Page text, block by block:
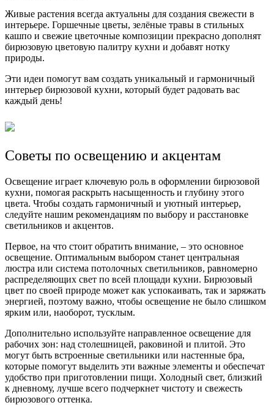
Живые растения всегда актуальны для создания свежести в
интерьере. Горшечные цветы, зелёные травы в стильных
кашпо и свежие цветочные композиции прекрасно дополнят
бирюзовую цветовую палитру кухни и добавят нотку
природы.
Эти идеи помогут вам создать уникальный и гармоничный
интерьер бирюзовой кухни, который будет радовать вас
каждый день!
Советы по освещению и акцентам
Освещение играет ключевую роль в оформлении бирюзовой
кухни, помогая раскрыть насыщенность и глубину этого
цвета. Чтобы создать гармоничный и уютный интерьер,
следуйте нашим рекомендациям по выбору и расстановке
светильников и акцентов.
Первое, на что стоит обратить внимание, – это основное
освещение. Оптимальным выбором станет центральная
люстра или система потолочных светильников, равномерно
распределяющих свет по всей площади кухни. Бирюзовый
цвет по своей природе может как успокаивать, так и заряжать
энергией, поэтому важно, чтобы освещение не было слишком
ярким или, наоборот, тусклым.
Дополнительно используйте направленное освещение для
рабочих зон: над столешницей, раковиной и плитой. Это
могут быть встроенные светильники или настенные бра,
которые помогут выделить эти важные элементы и обеспечат
удобство при приготовлении пищи. Холодный свет, близкий
к дневному, лучше всего подчеркнет чистоту и свежесть
бирюзового оттенка.